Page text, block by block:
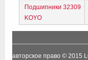
Подшипники 32309
KOYO
авторское право © 2015